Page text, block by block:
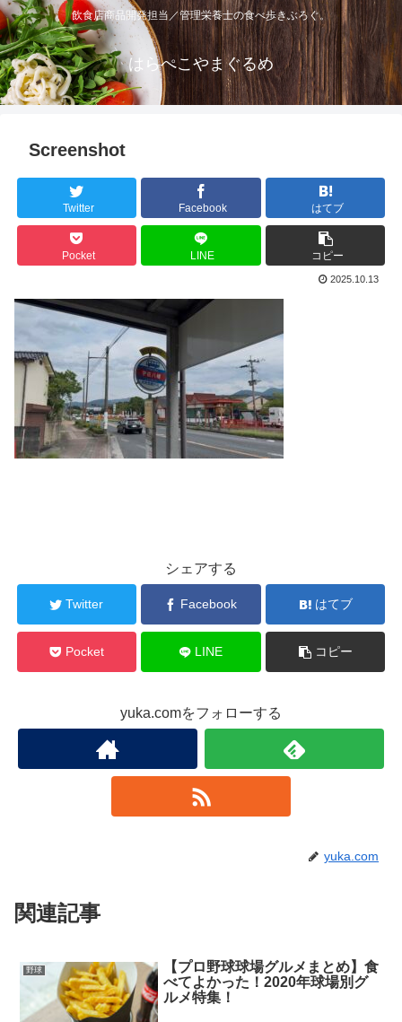
飲食店商品開発担当／管理栄養士の食べ歩きぶろぐ。
はらぺこやまぐるめ
Screenshot
Twitter Facebook はてブ
Pocket LINE コピー
2025.10.13
シェアする
Twitter Facebook はてブ
Pocket LINE コピー
yuka.comをフォローする
yuka.com
関連記事
野球
【プロ野球球場グルメまとめ】食
べてよかった！2020年球場別グ
ルメ特集！